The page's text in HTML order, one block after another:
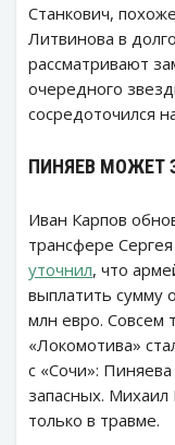
Станкович,
Литвинова в
рассматривают
очередного
сосредоточился
ПИНЯЕВ МОЖЕТ
Иван Карпов
трансфере
уточнил, что
выплатить сумму
млн евро. Совсем
«Локомотива»
с «Сочи»:
запасных. Михаил
только в травме.